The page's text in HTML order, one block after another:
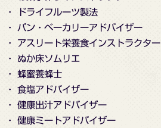
・ ドライフルーツ製法
・ パン・ベーカリーアドバイザー
・ アスリート栄養食インストラクター
・ ぬか床ソムリエ
・ 蜂蜜養蜂士
・ 食塩アドバイザー
・ 健康出汁アドバイザー
・ 健康ミートアドバイザー